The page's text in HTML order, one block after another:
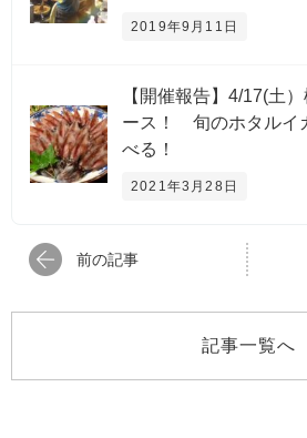
2019年9月11日
【開催報告】4/17(土
ース！ 旬のホタルイ
べる！
2021年3月28日
前の記事
記事一覧へ